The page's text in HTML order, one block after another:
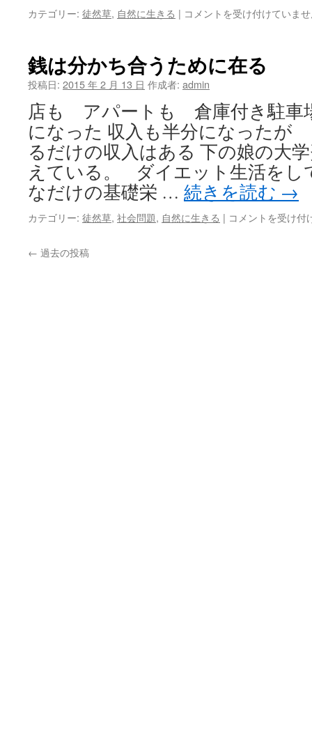
カテゴリー: 徒然草, 自然に生きる | 誕
祝
う
ラ
便
は
コメントを受け付けていま
銭は分かち合うために在る
投稿日: 2015 年 2 月 13 日 作成者: admin
店も アパートも 倉庫付き駐車
になった 収入も半分になったが
るだけの収入はある 下の娘の大
えている。 ダイエット生活を
なだけの基礎栄 … 続きを読む →
カテゴリー: 徒然草, 社会問題, 自然に生きる | 銭
コメントを受け付
← 過去の投稿